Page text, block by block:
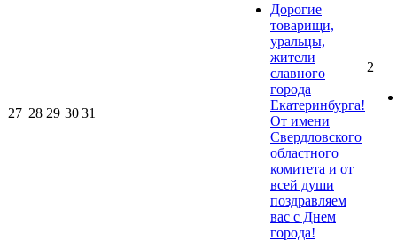
27 28 29 3031
Дорогие
товарищи,
уральцы,
жители
славного
города
Екатеринбурга!
От имени
Свердловского
областного
комитета и от
всей души
поздравляем
вас с Днем
города!
2